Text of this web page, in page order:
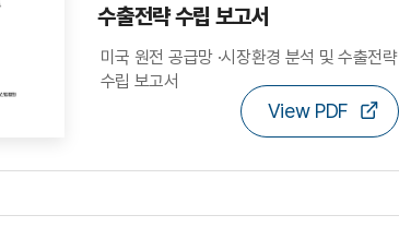
수출전략 수립 보고서
미국 원전 공급망 ·시장환경 분석 및 수출전략
수립 보고서
View PDF